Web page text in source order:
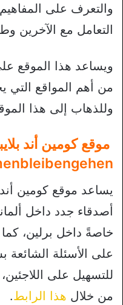
والتعرف على
التعامل مع الآخرين
ويساعد هذا الموقع على
من أهم المواقع التي
وللذهاب إلى هذا
موقع كومين أند
يساعد موقع كومين
أصدقاء جدد داخل
خاصةً داخل برلين، كما
على الأسئلة الشائعة
للتسهيل على
من خلال هذا الرابط.